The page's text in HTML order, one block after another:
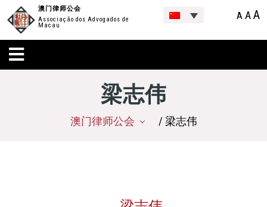
澳门律师公会
Associação dos Advogados de
Macau
A AA
梁志伟
澳门律师公会 / 梁志伟